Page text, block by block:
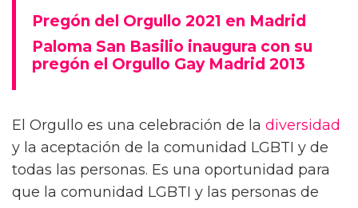
Pregón del Orgullo 2021 en Madrid
Paloma San Basilio inaugura con su
pregón el Orgullo Gay Madrid 2013
El Orgullo es una celebración de la diversidad
y la aceptación de la comunidad LGBTI y de
todas las personas. Es una oportunidad para
que la comunidad LGBTI y las personas de